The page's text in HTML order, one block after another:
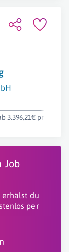
3.396,21€ pro
Job
erhälst du
per